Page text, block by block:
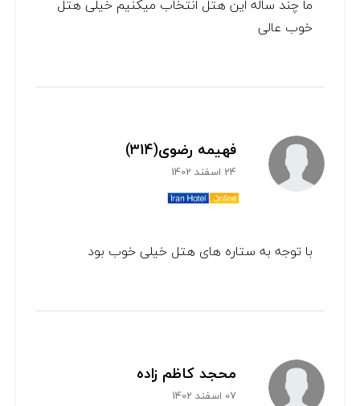
ما چند ساله این هتل انتخاب میکنیم خیلی هتل
خوب عالی
فهیمه رضوی(314)
24 اسفند 1402
با توجه به ستاره های هتل خیلی خوب بود
محجد کاظم زاده
07 اسفند 1402